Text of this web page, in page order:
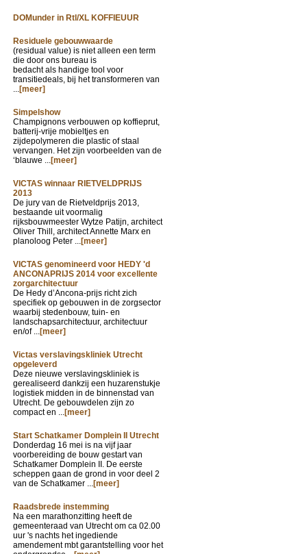
DOMunder in Rtl/XL KOFFIEUUR
Residuele gebouwwaarde
(residual value) is niet alleen een term
die door ons bureau is
bedacht als handige tool voor
transitiedeals, bij het transformeren van
...[meer]
Simpelshow
Champignons verbouwen op koffieprut,
batterij-vrije mobieltjes en
zijdepolymeren die plastic of staal
vervangen. Het zijn voorbeelden van de
‘blauwe ...[meer]
VICTAS winnaar RIETVELDPRIJS
2013
De jury van de Rietveldprijs 2013,
bestaande uit voormalig
rijksbouwmeester Wytze Patijn, architect
Oliver Thill, architect Annette Marx en
planoloog Peter ...[meer]
VICTAS genomineerd voor HEDY 'd
ANCONAPRIJS 2014 voor excellente
zorgarchitectuur
De Hedy d’Ancona-prijs richt zich
specifiek op gebouwen in de zorgsector
waarbij stedenbouw, tuin- en
landschapsarchitectuur, architectuur
en/of ...[meer]
Victas verslavingskliniek Utrecht
opgeleverd
Deze nieuwe verslavingskliniek is
gerealiseerd dankzij een huzarenstukje
logistiek midden in de binnenstad van
Utrecht. De gebouwdelen zijn zo
compact en ...[meer]
Start Schatkamer Domplein II Utrecht
Donderdag 16 mei is na vijf jaar
voorbereiding de bouw gestart van
Schatkamer Domplein II. De eerste
scheppen gaan de grond in voor deel 2
van de Schatkamer ...[meer]
Raadsbrede instemming
Na een marathonzitting heeft de
gemeenteraad van Utrecht om ca 02.00
uur 's nachts het ingediende
amendement mbt garantstelling voor het